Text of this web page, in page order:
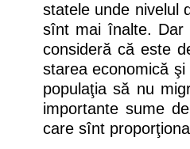
statele unde nivelul
sînt mai înalte. Dar
consideră că este
starea economică
populaţia să nu
importante sume
care sînt